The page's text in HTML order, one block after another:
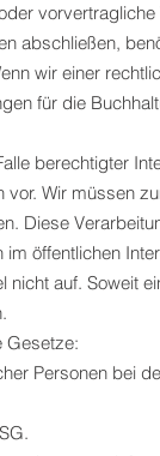
abschließen,
wir einer
für die
berechtigter
Wir müssen
Diese
öffentlichen
auf. Soweit
Gesetze:
Personen bei